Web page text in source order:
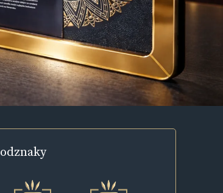
odznaky